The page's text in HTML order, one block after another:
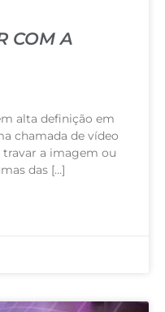
COM A
alta definição em
chamada de vídeo
travar a imagem ou
das […]